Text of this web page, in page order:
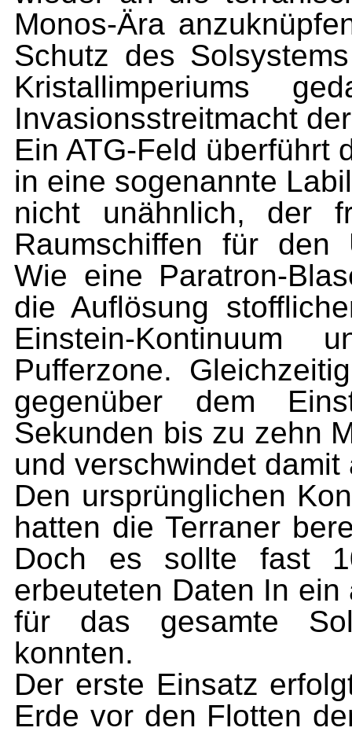
Monos-Ära
Schutz des
Kristallimperiums
Invasionsstreitmacht
Ein ATG-Feld überführt
in eine sogenannte
nicht unähnlich, der
Raumschiffen für den
Wie eine Paratron-
die Auflösung
Einstein-Kontinuum
Pufferzone.
gegenüber dem
Sekunden bis zu zehn
und verschwindet
Den ursprünglichen
hatten die Terraner
Doch es sollte fast
erbeuteten Daten In
für das gesamte
konnten.
Der erste Einsatz
Erde vor den Flotten